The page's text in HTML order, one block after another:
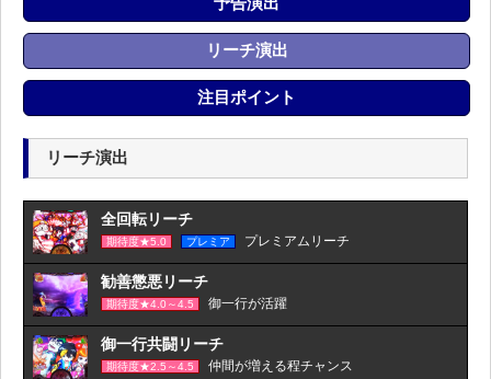
リーチ演出
注目ポイント
リーチ演出
全回転リーチ
期待度★5.0 プレミア プレミアムリーチ
勧善懲悪リーチ
期待度★4.0～4.5 御一行が活躍
御一行共闘リーチ
期待度★2.5～4.5 仲間が増える程チャンス